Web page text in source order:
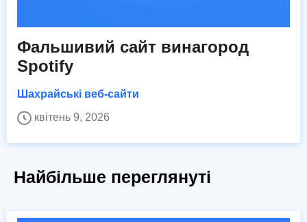
Фальшивий сайт винагород
Spotify
Шахрайські веб-сайти
квітень 9, 2026
Найбільше переглянуті